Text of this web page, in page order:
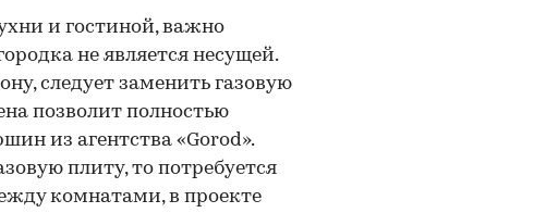
и гостиной, важно
не является несущей.
следует заменить газовую
позволит полностью
из агентства «Gorod».
плиту, то потребуется
комнатами, в проекте